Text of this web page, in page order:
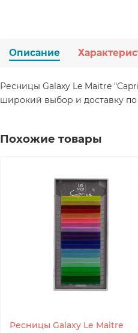
Описание
Ресницы Galaxy Le Maitre
широкий выбор и доставку
Похожие товары
Ресницы Galaxy Le Maitre